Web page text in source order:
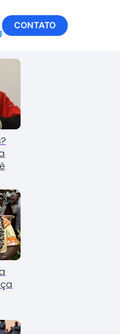
CONTATO